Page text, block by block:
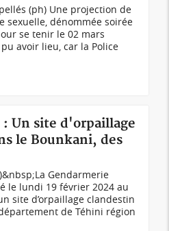
(ph) Une projection de
sexuelle, dénommée soirée
se tenir le 02 mars
avoir lieu, car la Police
Un site d'orpaillage
le Bounkani, des
Gendarmerie
le lundi 19 février 2024 au
site d’orpaillage clandestin
de Téhini région